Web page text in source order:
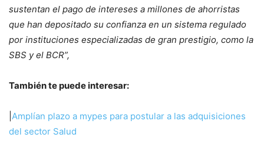
sustentan el pago de intereses a millones de ahorristas
que han depositado su confianza en un sistema regulado
por instituciones especializadas de gran prestigio, como la
SBS y el BCR”,
También te puede interesar:
Amplían plazo a mypes para postular a las adquisiciones
del sector Salud